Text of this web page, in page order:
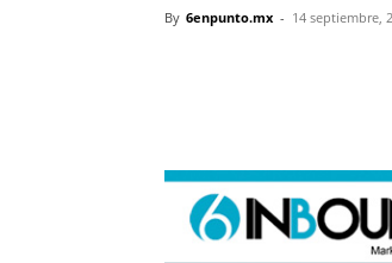
By 6enpunto.mx - 14 septiembre,